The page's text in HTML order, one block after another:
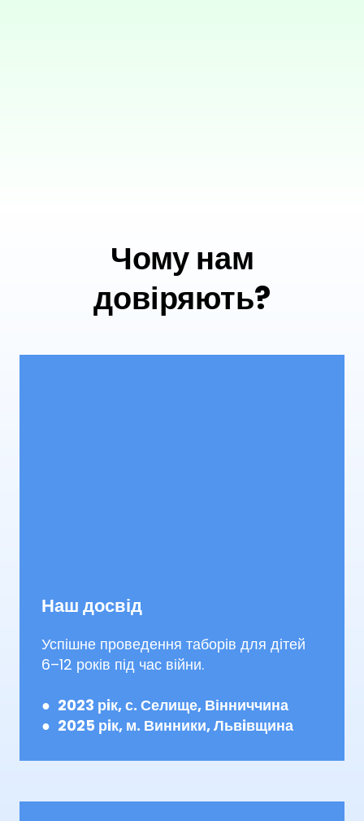
Чому нам
довіряють?
Наш досвід
Успішне проведення таборів для дітей
6–12 років під час війни.
● 2023 рiк, с. Селище, Вінниччина
● 2025 рiк, м. Винники, Львiвщина